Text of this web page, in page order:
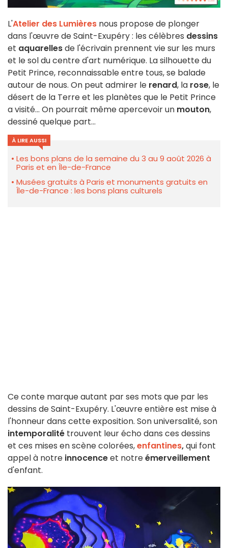
L'Atelier des Lumières nous propose de plonger
dans l'œuvre de Saint-Exupéry : les célèbres dessins
et aquarellesde l'écrivain prennent vie sur les murs
et le sol du centre d'art numérique. La silhouette du
Petit Prince, reconnaissable entre tous, se balade
autour de nous. On peut admirer le renard, la rose, le
désert de la Terre et les planètes que le Petit Prince
a visité... On pourrait même apercevoir un mouton,
dessiné quelque part...
À LIRE AUSSI
Les bons plans de la semaine du 3 au 9 août 2026 à
Paris et en Île-de-France
Musées gratuits à Paris et monuments gratuits en
Île-de-France : les bons plans culturels
Ce conte marque autant par ses mots que par les
dessins de Saint-Exupéry. L'œuvre entière est mise à
l'honneur dans cette exposition. Son universalité, son
intemporalité trouvent leur écho dans ces dessins
et ces mises en scène colorées,enfantines,qui font
appel à notre innocenceet notreémerveillement
d'enfant.